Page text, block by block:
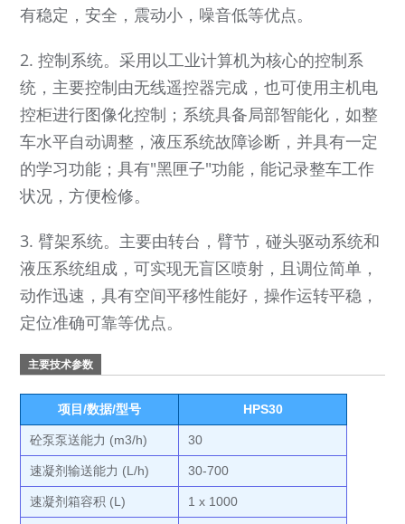
有稳定，安全，震动小，噪音低等优点。
2. 控制系统。采用以工业计算机为核心的控制系
统，主要控制由无线遥控器完成，也可使用主机电
控柜进行图像化控制；系统具备局部智能化，如整
车水平自动调整，液压系统故障诊断，并具有一定
的学习功能；具有"黑匣子"功能，能记录整车工作
状况，方便检修。
3. 臂架系统。主要由转台，臂节，碰头驱动系统和
液压系统组成，可实现无盲区喷射，且调位简单，
动作迅速，具有空间平移性能好，操作运转平稳，
定位准确可靠等优点。
主要技术参数
项目/数据/型号 HPS30
砼泵泵送能力 (m3/h) 30
速凝剂输送能力 (L/h) 30-700
速凝剂箱容积 (L) 1 x 1000